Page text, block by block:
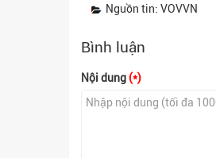
Nguồn tin: VOVVN
Bình luận
Nội dung (*)